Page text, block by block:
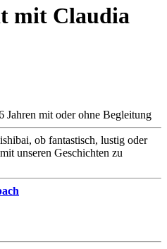
mit Claudia
mit oder ohne Begleitung
ob fantastisch, lustig oder
unseren Geschichten zu